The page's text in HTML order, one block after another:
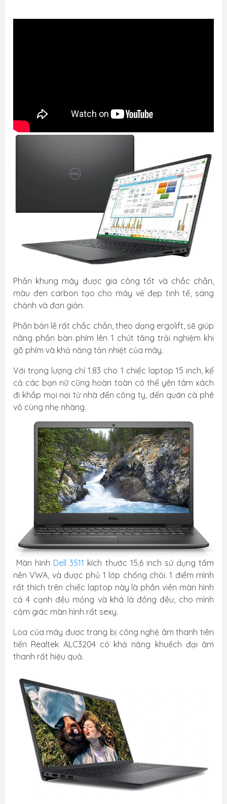
Phần khung máy được gia công tốt và chắc chắn,
màu đen carbon tạo cho máy vẻ đẹp tinh tế, sang
chảnh và đơn giản.
Phần bản lề rất chắc chắn, theo dạng ergolift, sẽ giúp
nâng phần bàn phím lên 1 chút tăng trải nghiệm khi
gõ phím và khả năng tản nhiệt của máy.
Với trọng lượng chỉ 1.83 cho 1 chiếc laptop 15 inch, kể
cả các bạn nữ cũng hoàn toàn có thể yên tâm xách
đi khắp mọi nơi từ nhà đến công ty, đến quán cà phê
vô cùng nhẹ nhàng.
Màn hình Dell 3511 kích thước 15,6 inch sử dụng tấm
nền VWA, và được phủ 1 lớp chống chói. 1 điểm mình
rất thích trên chiếc laptop này là phần viền màn hình
cả 4 cạnh đều mỏng và khá là đồng đều, cho mình
cảm giác màn hình rất sexy.
Loa của máy được trang bị công nghệ âm thanh tiên
tiến Realtek ALC3204 có khả năng khuếch đại âm
thanh rất hiệu quả.